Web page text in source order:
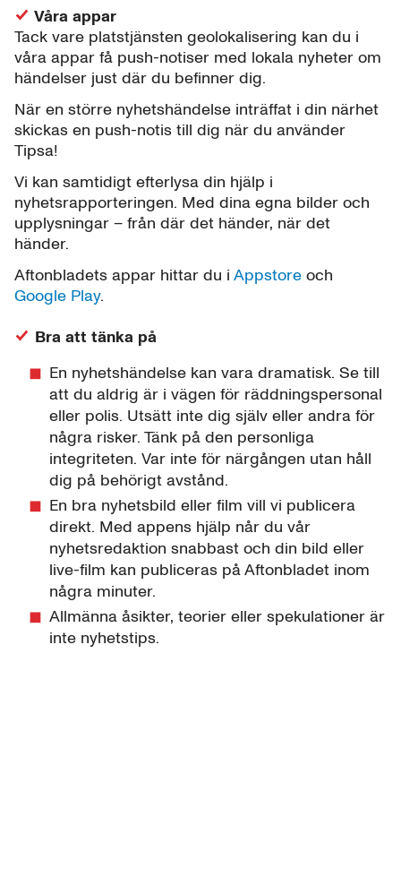
Våra appar
Tack vare platstjänsten geolokalisering kan du i
våra appar få push-notiser med lokala nyheter om
händelser just där du befinner dig.
När en större nyhetshändelse inträffat i din närhet
skickas en push-notis till dig när du använder
Tipsa!
Vi kan samtidigt efterlysa din hjälp i
nyhetsrapporteringen. Med dina egna bilder och
upplysningar – från där det händer, när det
händer.
Aftonbladets appar hittar du i Appstore och
Google Play.
Bra att tänka på
En nyhetshändelse kan vara dramatisk. Se till
att du aldrig är i vägen för räddningspersonal
eller polis. Utsätt inte dig själv eller andra för
några risker. Tänk på den personliga
integriteten. Var inte för närgången utan håll
dig på behörigt avstånd.
En bra nyhetsbild eller film vill vi publicera
direkt. Med appens hjälp når du vår
nyhetsredaktion snabbast och din bild eller
live-film kan publiceras på Aftonbladet inom
några minuter.
Allmänna åsikter, teorier eller spekulationer är
inte nyhetstips.